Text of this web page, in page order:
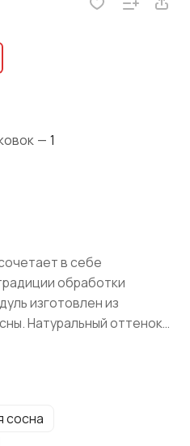
— 1
в себе
обработки
изготовлен из
Натуральный оттенок
экологичности,
защитным
в собранном виде.
сосна